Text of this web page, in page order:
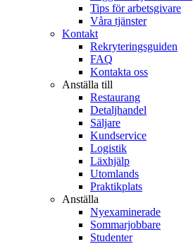
Tips för arbetsgivare
Våra tjänster
Kontakt
Rekryteringsguiden
FAQ
Kontakta oss
Anställa till
Restaurang
Detaljhandel
Säljare
Kundservice
Logistik
Läxhjälp
Utomlands
Praktikplats
Anställa
Nyexaminerade
Sommarjobbare
Studenter